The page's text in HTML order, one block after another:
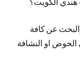
عن كافة
او النشافة